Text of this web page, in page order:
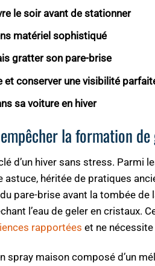
le soir avant de stationner
matériel sophistiqué
gratter son pare-brise
et conserver une visibilité
sa voiture en hiver
la formation
d’un hiver sans stress. Parmi
astuce, héritée de pratiques
pare-brise avant la tombée de
l’eau de geler en cristaux.
rapportées et ne
maison composé d’un